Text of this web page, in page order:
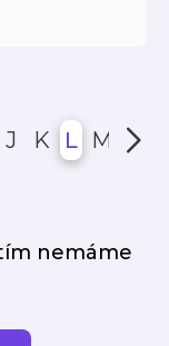
J K L M N
nemáme